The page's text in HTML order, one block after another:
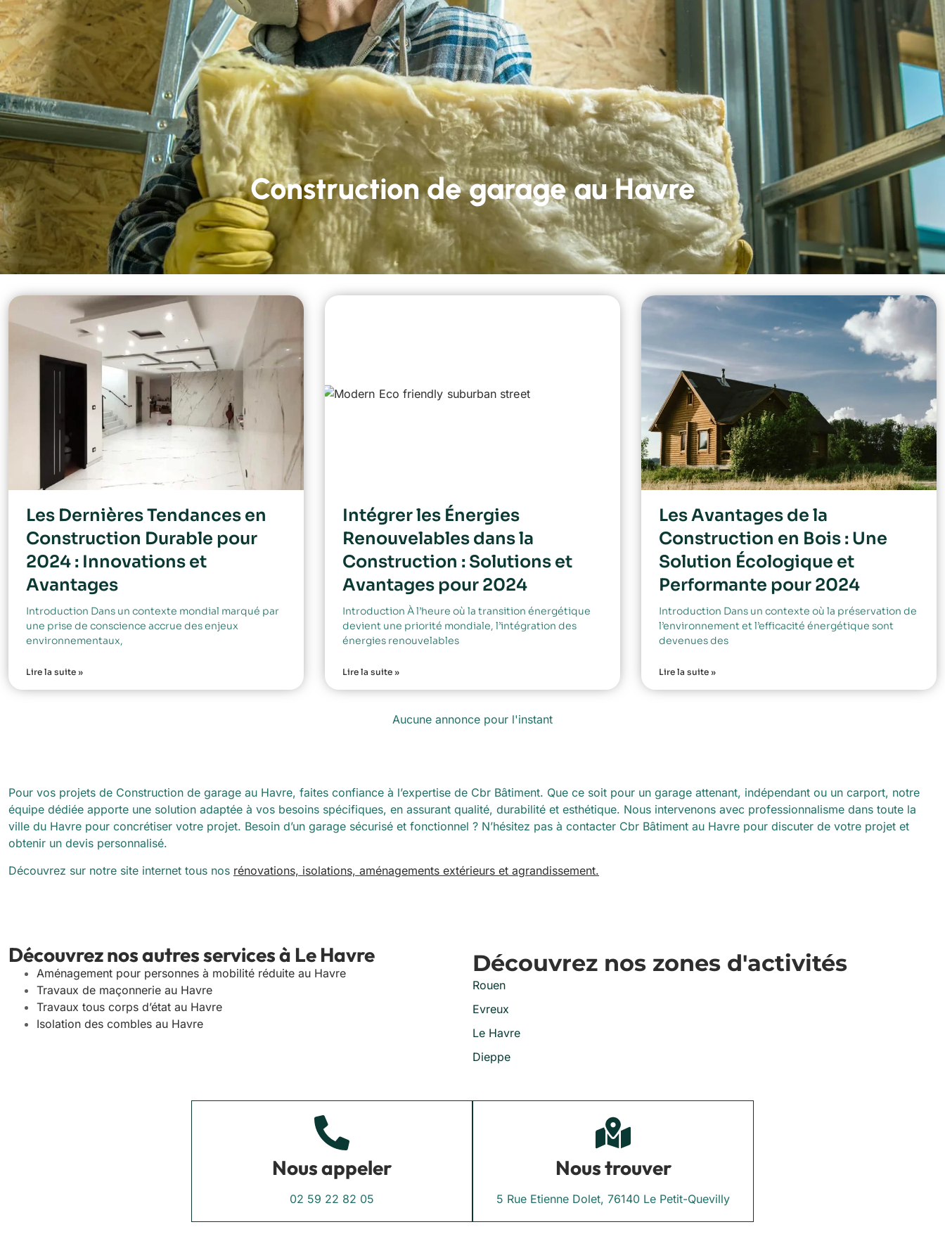
Nous contacter 02 59 22 82 05 Lun - Ven 9h-12h et 14h-18h
Accueil Nos services Nos réalisations Contact
Construction de garage au Havre
Les Dernières Tendances en
Construction Durable pour
2024 : Innovations et
Avantages
Introduction Dans un contexte mondial marqué par
une prise de conscience accrue des enjeux
environnementaux,
Lire la suite »
Intégrer les Énergies
Renouvelables dans la
Construction : Solutions et
Avantages pour 2024
Introduction À l’heure où la transition énergétique
devient une priorité mondiale, l’intégration des
énergies renouvelables
Lire la suite »
Les Avantages de la
Construction en Bois : Une
Solution Écologique et
Performante pour 2024
Introduction Dans un contexte où la préservation de
l’environnement et l’efficacité énergétique sont
devenues des
Lire la suite »
Aucune annonce pour l'instant
Pour vos projets de Construction de garage au Havre, faites confiance à l’expertise de Cbr Bâtiment. Que ce soit pour un garage attenant, indépendant ou un carport, notre
équipe dédiée apporte une solution adaptée à vos besoins spécifiques, en assurant qualité, durabilité et esthétique. Nous intervenons avec professionnalisme dans toute la
ville du Havre pour concrétiser votre projet. Besoin d’un garage sécurisé et fonctionnel ? N’hésitez pas à contacter Cbr Bâtiment au Havre pour discuter de votre projet et
obtenir un devis personnalisé.
Découvrez sur notre site internet tous nos rénovations, isolations, aménagements extérieurs et agrandissement.
Découvrez nos autres services à Le Havre
Aménagement pour personnes à mobilité réduite au Havre
Travaux de maçonnerie au Havre
Travaux tous corps d’état au Havre
Isolation des combles au Havre
Découvrez nos zones d'activités
Rouen
Evreux
Le Havre
Dieppe
Nous appeler
02 59 22 82 05
Nous trouver
5 Rue Etienne Dolet, 76140 Le Petit-Quevilly